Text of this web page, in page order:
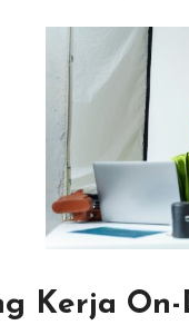
Kerja On-